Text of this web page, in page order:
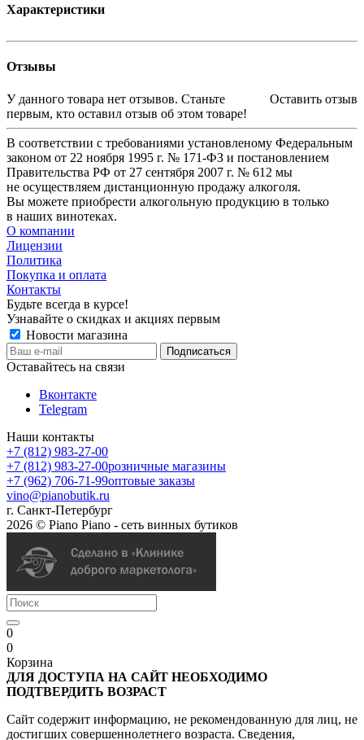
Характеристики
Отзывы
Оставить отзыв
У данного товара нет отзывов. Станьте
первым, кто оставил отзыв об этом товаре!
В соответствии с требованиями установленому Федеральным
законом от 22 ноября 1995 г. № 171-ФЗ и постановлением
Правительства РФ от 27 сентября 2007 г. № 612 мы
не осуществляем дистанционную продажу алкоголя.
Вы можете приобрести алкогольную продукцию в только
в наших винотеках.
О компании
Лицензии
Политика
Покупка и оплата
Контакты
Будьте всегда в курсе!
Узнавайте о скидках и акциях первым
Новости магазина
Оставайтесь на связи
Вконтакте
Telegram
Наши контакты
+7 (812) 983-27-00
+7 (812) 983-27-00розничные магазины
+7 (962) 706-71-99оптовые заказы
vino@pianobutik.ru
г. Санкт-Петербург
2026 © Piano Piano - сеть винных бутиков
0
0
Корзина
ДЛЯ ДОСТУПА НА САЙТ НЕОБХОДИМО
ПОДТВЕРДИТЬ ВОЗРАСТ
Сайт содержит информацию, не рекомендованную для лиц, не
достигших совершеннолетнего возраста. Сведения,